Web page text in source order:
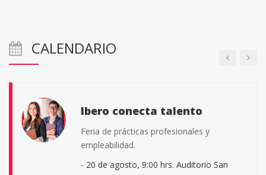
CALENDARIO
Ver convocatoria
Ibero conecta talento
Feria de prácticas profesionales y
empleabilidad.
- 20 de agosto, 9:00 hrs. Auditorio San